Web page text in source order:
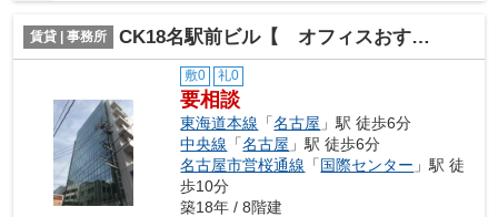
賃貸 | 事務所 CK18名駅前ビル【 オフィスおすすめ 】
敷0 礼0
要相談
東海道本線 「名古屋 」駅 徒歩6分
中央線 「名古屋 」駅 徒歩6分
名古屋市営桜通線 「国際センター 」駅 徒
歩10分
築18年 / 8階建